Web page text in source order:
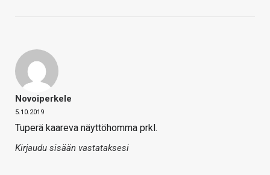
Novoiperkele
5.10.2019
Tuperä kaareva näyttöhomma prkl.
Kirjaudu sisään vastataksesi